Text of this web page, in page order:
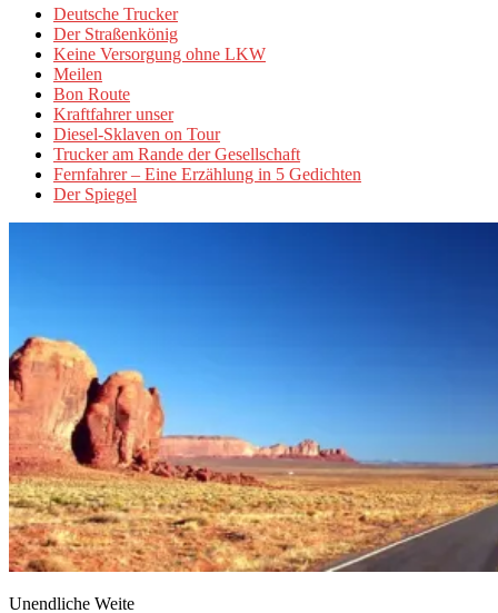
Deutsche Trucker
Der Straßenkönig
Keine Versorgung ohne LKW
Meilen
Bon Route
Kraftfahrer unser
Diesel-Sklaven on Tour
Trucker am Rande der Gesellschaft
Fernfahrer – Eine Erzählung in 5 Gedichten
Der Spiegel
Unendliche Weite